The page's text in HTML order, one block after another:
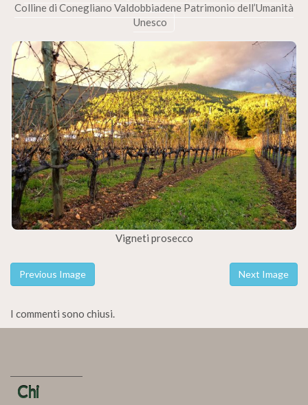
Colline di Conegliano Valdobbiadene Patrimonio dell’Umanità
Unesco
Vigneti prosecco
Previous Image Next Image
I commenti sono chiusi.
Chi